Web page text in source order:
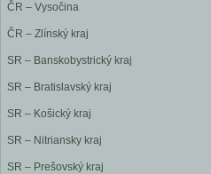
ČR – Vysočina
ČR – Zlínský kraj
SR – Banskobystrický kraj
SR – Bratislavský kraj
SR – Košický kraj
SR – Nitriansky kraj
SR – Prešovský kraj